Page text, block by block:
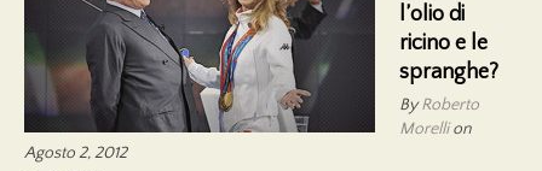
l’olio di
ricino e le
spranghe?
ByRoberto
Morellion
Agosto 2, 2012